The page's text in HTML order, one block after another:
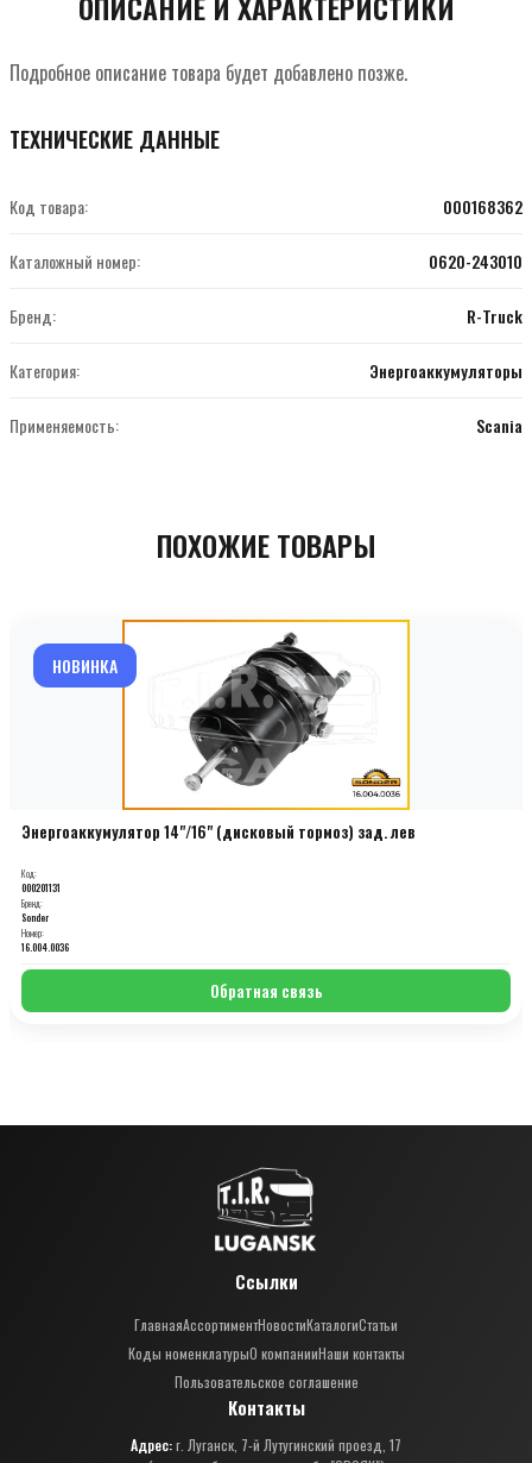
Подробное описание товара будет добавлено позже.
ТЕХНИЧЕСКИЕ ДАННЫЕ
Код товара: 000168362
Каталожный номер: 0620-243010
Бренд: R-Truck
Категория: Энергоаккумуляторы
Применяемость: Scania
ПОХОЖИЕ ТОВАРЫ
НОВИНКА
Энергоаккумулятор 14"/16" (дисковый тормоз) зад. лев
Код:
000201131
Бренд:
Sonder
Номер:
16.004.0036
Обратная связь
Ссылки
ГлавнаяАссортиментНовостиКаталогиСтатьи
Коды номенклатурыО компанииНаши контакты
Пользовательское соглашение
Контакты
Адрес:г. Луганск, 7-й Лутугинский проезд, 17